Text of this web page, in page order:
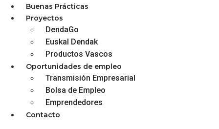
Buenas Prácticas
Proyectos
DendaGo
Euskal Dendak
Productos Vascos
Oportunidades de empleo
Transmisión Empresarial
Bolsa de Empleo
Emprendedores
Contacto
LA DINAMIZACIÓN Y
COMPETITIVIDAD
COMERCIAL DE EUSKADI
diciembre 3, 2025